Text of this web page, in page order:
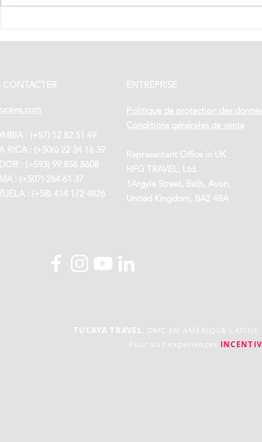
Ceux qui
rendent
fêtes
CONTACTER
: (+57) 12 82 51 49
RICA : (+506) 22 34 16 39
: (+593) 99 858 8608
: (+507) 264 61 37
: (+58) 414 172 4826
ENTREPRISE
Politique de protection des
Conditions générales de vente
Representant Office in UK
HFG TRAVEL, Ltd.
1Argyle Street, Bath, Avon,
United Kingdom, BA2 4BA
TUCAYA TRAVEL, DMC EN AMÉRIQUE LATINE
Pour vos expériences